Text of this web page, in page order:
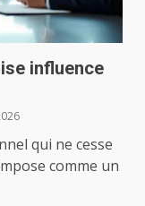
influence
qui ne cesse
comme un